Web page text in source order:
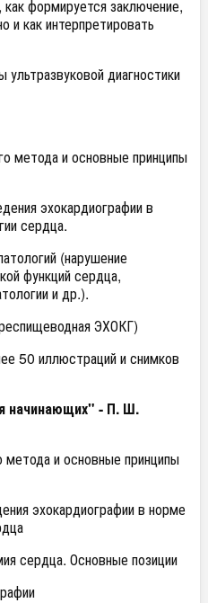
формируется заключение,
и как интерпретировать
диагностики
метода и основные принципы
эхокардиографии в
сердца.
(нарушение
функций сердца,
и др.).
ЭХОКГ)
50 иллюстраций и снимков
начинающих" - П. Ш.
метода и основные принципы
эхокардиографии в норме
сердца. Основные позиции